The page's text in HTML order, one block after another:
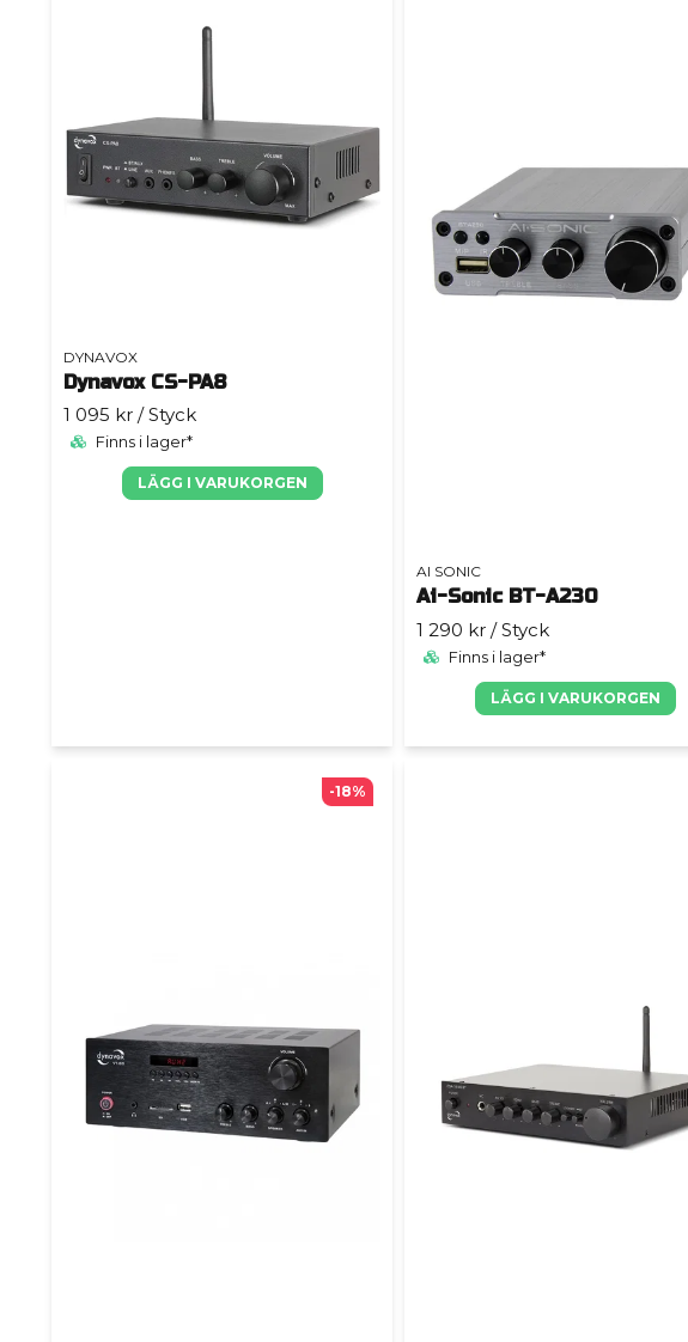
DYNAVOX
Dynavox CS-PA8
1 095 kr / Styck
Finns i lager*
LÄGG I VARUKORGEN
AI SONIC
Ai-Sonic BT-A230
1 290 kr / Styck
Finns i lager*
LÄGG I VARUKORGEN
-18%